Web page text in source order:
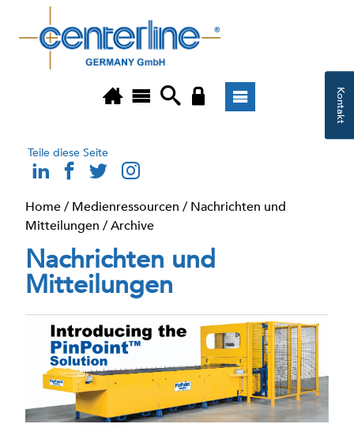
Kontakt
Teile diese Seite
Home/ Medienressourcen / Nachrichten und
Mitteilungen /Archive
Nachrichten und
Mitteilungen